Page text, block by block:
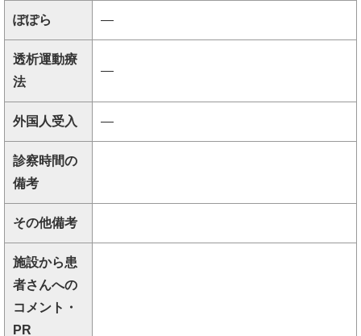
ぽぽら ―
透析運動療
法
―
外国人受入 ―
診察時間の
備考
その他備考
施設から患
者さんへの
コメント・
PR